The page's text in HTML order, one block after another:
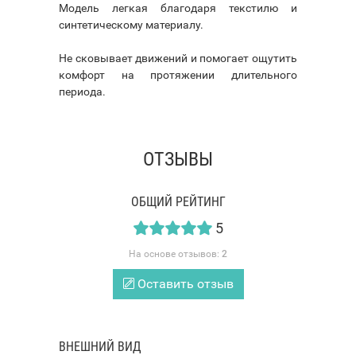
Модель легкая благодаря текстилю и
синтетическому материалу.
Не сковывает движений и помогает ощутить
комфорт на протяжении длительного
периода.
ОТЗЫВЫ
ОБЩИЙ РЕЙТИНГ
5
На основе отзывов: 2
Оставить отзыв
ВНЕШНИЙ ВИД